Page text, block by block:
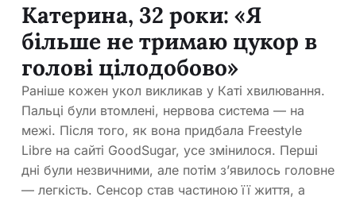
Катерина, 32 роки: «Я
більше не тримаю цукор в
голові цілодобово»
Раніше кожен укол викликав у Каті хвилювання.
Пальці були втомлені, нервова система — на
межі. Після того, як вона придбала Freestyle
Libre на сайті GoodSugar, усе змінилося. Перші
дні були незвичними, але потім з’явилось головне
— легкість. Сенсор став частиною її життя, а